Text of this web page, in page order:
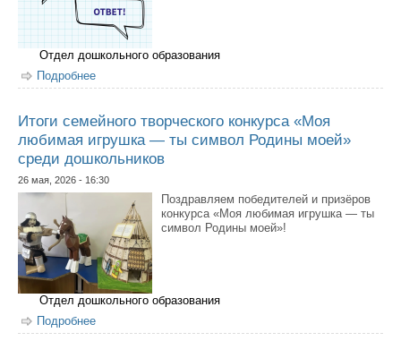
Отдел дошкольного образования
Подробнее
детских садов города Якутска
Итоги семейного творческого конкурса «Моя
любимая игрушка — ты символ Родины моей»
среди дошкольников
26 мая, 2026 - 16:30
Поздравляем победителей и призёров
конкурса «Моя любимая игрушка — ты
символ Родины моей»!
Отдел дошкольного образования
Подробнее
любимая игрушка — ты символ Родины моей» среди